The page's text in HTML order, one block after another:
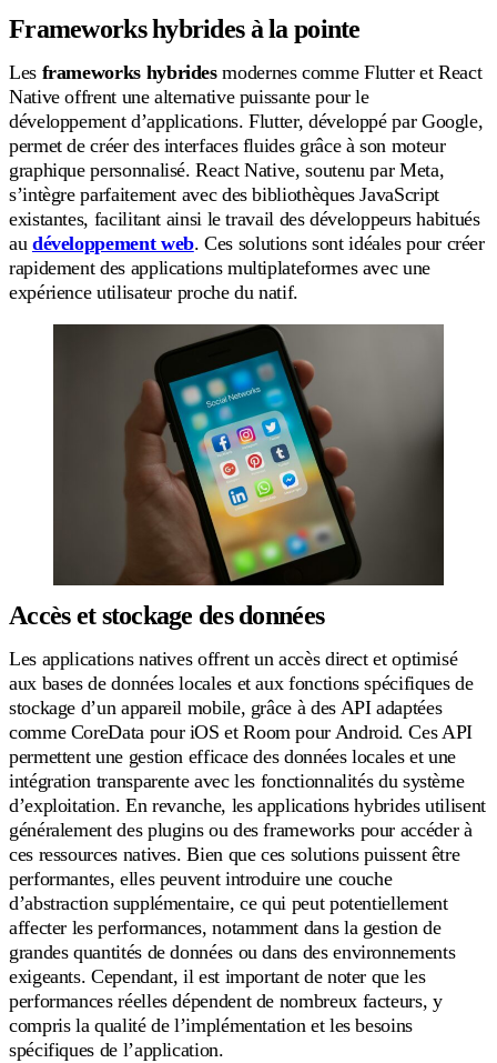
Frameworks hybrides à la pointe
Les frameworks hybridesmodernes comme Flutter et React
Native offrent une alternative puissante pour le
développement d’applications. Flutter, développé par Google,
permet de créer des interfaces fluides grâce à son moteur
graphique personnalisé. React Native, soutenu par Meta,
s’intègre parfaitement avec des bibliothèques JavaScript
existantes, facilitant ainsi le travail des développeurs habitués
au développement web. Ces solutions sont idéales pour créer
rapidement des applications multiplateformes avec une
expérience utilisateur proche du natif.
Accès et stockage des données
Les applications natives offrent un accès direct et optimisé
aux bases de données locales et aux fonctions spécifiques de
stockage d’un appareil mobile, grâce à des API adaptées
comme CoreData pour iOS et Room pour Android. Ces API
permettent une gestion efficace des données locales et une
intégration transparente avec les fonctionnalités du système
d’exploitation. En revanche, les applications hybrides utilisent
généralement des plugins ou des frameworks pour accéder à
ces ressources natives. Bien que ces solutions puissent être
performantes, elles peuvent introduire une couche
d’abstraction supplémentaire, ce qui peut potentiellement
affecter les performances, notamment dans la gestion de
grandes quantités de données ou dans des environnements
exigeants. Cependant, il est important de noter que les
performances réelles dépendent de nombreux facteurs, y
compris la qualité de l’implémentation et les besoins
spécifiques de l’application.